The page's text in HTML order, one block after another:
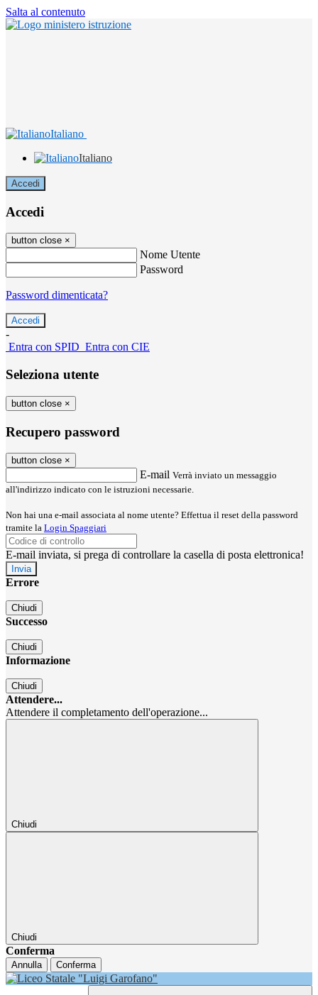
Salta al contenuto
Italiano
Italiano
Accedi
Accedi
button close ×
Nome Utente
Password
Password dimenticata?
-
Entra con SPID Entra con CIE
Seleziona utente
button close ×
Recupero password
button close ×
E-mail Verrà inviato un messaggio
all'indirizzo indicato con le istruzioni necessarie.
Non hai una e-mail associata al nome utente? Effettua il reset della password
tramite la Login Spaggiari
E-mail inviata, si prega di controllare la casella di posta elettronica!
Errore
Chiudi
Successo
Chiudi
Informazione
Chiudi
Attendere...
Attendere il completamento dell'operazione...
Chiudi
Chiudi
Conferma
Annulla Conferma